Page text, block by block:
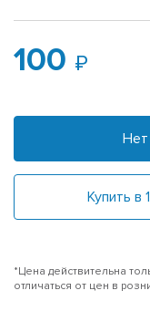
100
Нет
Купить в
*Цена действительна
отличаться от цен в